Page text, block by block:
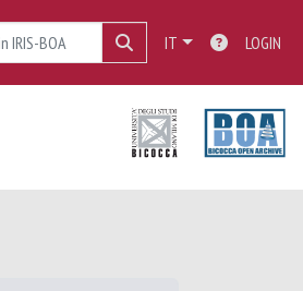
IT LOGIN